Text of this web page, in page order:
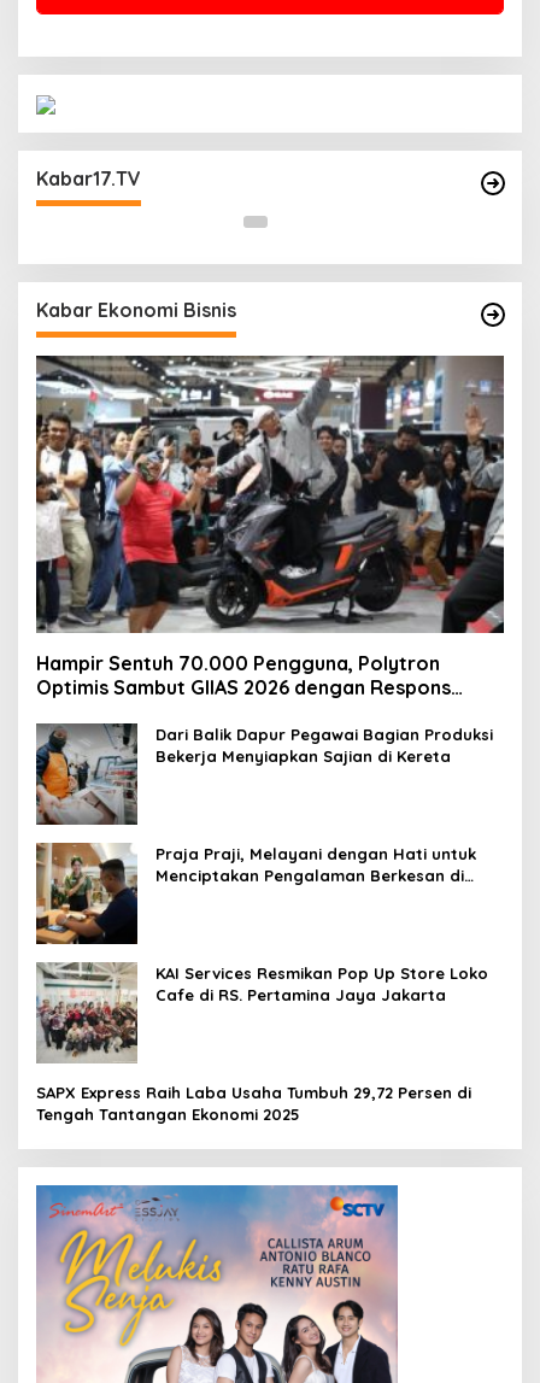
Kabar17.TV
Operasi Cipta Kondisi Digelar Polsek
Malam Libur
Kabar Ekonomi Bisnis
Hampir Sentuh 70.000 Pengguna, Polytron
Optimis Sambut GIIAS 2026 dengan Respons
Dari Balik Dapur Pegawai Bagian Produksi
Bekerja Menyiapkan Sajian di Kereta
Praja Praji, Melayani dengan Hati untuk
Menciptakan Pengalaman Berkesan di
KAI Services Resmikan Pop Up Store Loko
Cafe di RS. Pertamina Jaya Jakarta
SAPX Express Raih Laba Usaha Tumbuh 29,72 Persen di
Tengah Tantangan Ekonomi 2025